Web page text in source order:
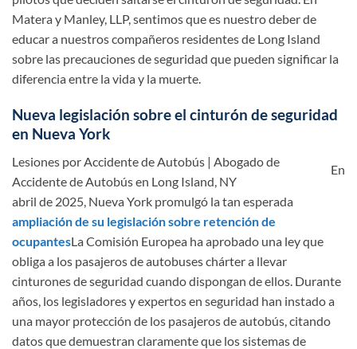
Matera y Manley, LLP, sentimos que es nuestro deber de
educar a nuestros compañeros residentes de Long Island
sobre las precauciones de seguridad que pueden significar la
diferencia entre la vida y la muerte.
Nueva legislación sobre el cinturón de seguridad
en Nueva York
En
abril de 2025, Nueva York promulgó la tan esperada
ampliación de su legislación sobre retención de
ocupantesLa Comisión Europea ha aprobado una ley que
obliga a los pasajeros de autobuses chárter a llevar
cinturones de seguridad cuando dispongan de ellos. Durante
años, los legisladores y expertos en seguridad han instado a
una mayor protección de los pasajeros de autobús, citando
datos que demuestran claramente que los sistemas de